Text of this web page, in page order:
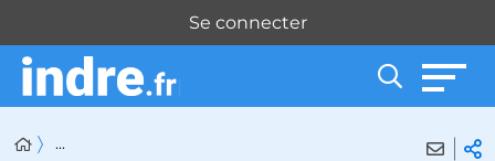
Panneau de gestion des cookies
Se connecter
...